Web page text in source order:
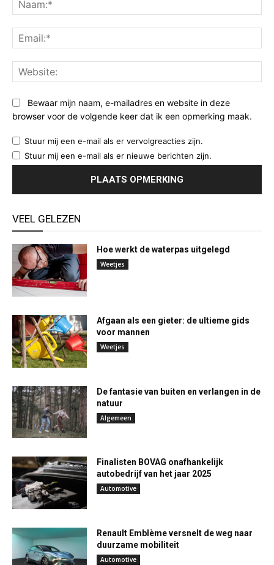
Bewaar mijn naam, e-mailadres en website in deze
browser voor de volgende keer dat ik een opmerking maak.
Stuur mij een e-mail als er vervolgreacties zijn.
Stuur mij een e-mail als er nieuwe berichten zijn.
VEEL GELEZEN
Hoe werkt de waterpas uitgelegd
Weetjes
Afgaan als een gieter: de ultieme gids
voor mannen
Weetjes
De fantasie van buiten en verlangen in de
natuur
Algemeen
Finalisten BOVAG onafhankelijk
autobedrijf van het jaar 2025
Automotive
Renault Emblème versnelt de weg naar
duurzame mobiliteit
Automotive